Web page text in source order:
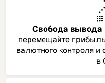
Свобода
перемещайте
валютного контроля и
в